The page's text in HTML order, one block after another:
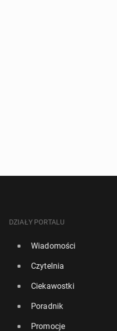
DZIAŁY PORTALU
Wiadomości
Czytelnia
Ciekawostki
Poradnik
Promocje